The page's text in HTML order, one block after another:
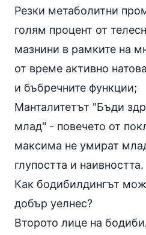
Резки метаболитни
голям процент от
мазнини в рамките на
от време активно
и бъбречните функции;
Манталитетът "Бъди
млад" - повечето от
максима не умират
глупостта и наивността.
Как бодибилдингът
добър уелнес?
Второто лице на